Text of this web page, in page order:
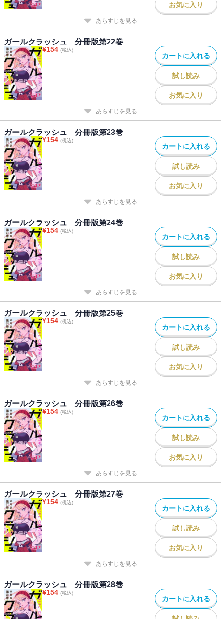
お気に入り
あらすじを見る
ガールクラッシュ 分冊版第22巻
¥154 (税込)
カートに入れる
試し読み
お気に入り
あらすじを見る
ガールクラッシュ 分冊版第23巻
¥154 (税込)
カートに入れる
試し読み
お気に入り
あらすじを見る
ガールクラッシュ 分冊版第24巻
¥154 (税込)
カートに入れる
試し読み
お気に入り
あらすじを見る
ガールクラッシュ 分冊版第25巻
¥154 (税込)
カートに入れる
試し読み
お気に入り
あらすじを見る
ガールクラッシュ 分冊版第26巻
¥154 (税込)
カートに入れる
試し読み
お気に入り
あらすじを見る
ガールクラッシュ 分冊版第27巻
¥154 (税込)
カートに入れる
試し読み
お気に入り
あらすじを見る
ガールクラッシュ 分冊版第28巻
¥154 (税込)
カートに入れる